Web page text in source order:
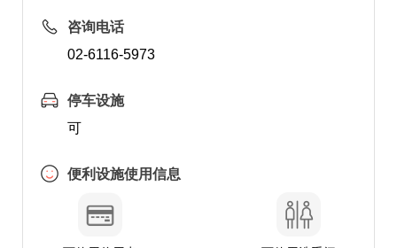
咨询电话
02-6116-5973
停车设施
可
便利设施使用信息